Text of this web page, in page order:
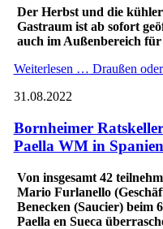
Der Herbst und die
Gastraum ist ab sofort
auch im Außenbereich
Weiterlesen … Draußen
31.08.2022
Bornheimer
Paella WM in Spanien
Von insgesamt 42
Mario Furlanello
Benecken (Saucier) beim
Paella en Sueca